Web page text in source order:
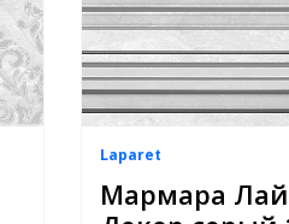
Laparet
Мармара